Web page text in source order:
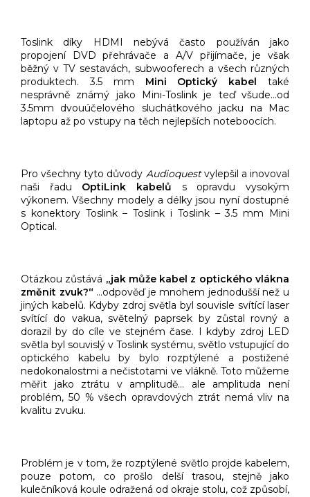
Toslink díky HDMI nebývá často používán jako
propojení DVD přehrávače a A/V přijímače, je však
běžný v TV sestavách, subwooferech a všech různých
produktech. 3.5 mm Mini Optický kabel také
nesprávně známý jako Mini-Toslink je teď všude…od
3.5mm dvouúčelového sluchátkového jacku na Mac
laptopu až po vstupy na těch nejlepších noteboocích.
Pro všechny tyto důvody Audioquestvylepšil a inovoval
naši řadu OptiLink kabelů s opravdu vysokým
výkonem. Všechny modely a délky jsou nyní dostupné
s konektory Toslink – Toslink i Toslink – 3.5 mm Mini
Optical.
Otázkou zůstává „jak může kabel z optického vlákna
změnit zvuk?“ …odpověď je mnohem jednodušší než u
jiných kabelů. Kdyby zdroj světla byl souvisle svítící laser
svítící do vakua, světelný paprsek by zůstal rovný a
dorazil by do cíle ve stejném čase. I kdyby zdroj LED
světla byl souvislý v Toslink systému, světlo vstupující do
optického kabelu by bylo rozptýlené a postižené
nedokonalostmi a nečistotami ve vlákně. Toto můžeme
měřit jako ztrátu v amplitudě… ale amplituda není
problém, 50 % všech opravdových ztrát nemá vliv na
kvalitu zvuku.
Problém je v tom, že rozptýlené světlo projde kabelem,
pouze potom, co prošlo delší trasou, stejně jako
kulečníková koule odražená od okraje stolu, což způsobí,